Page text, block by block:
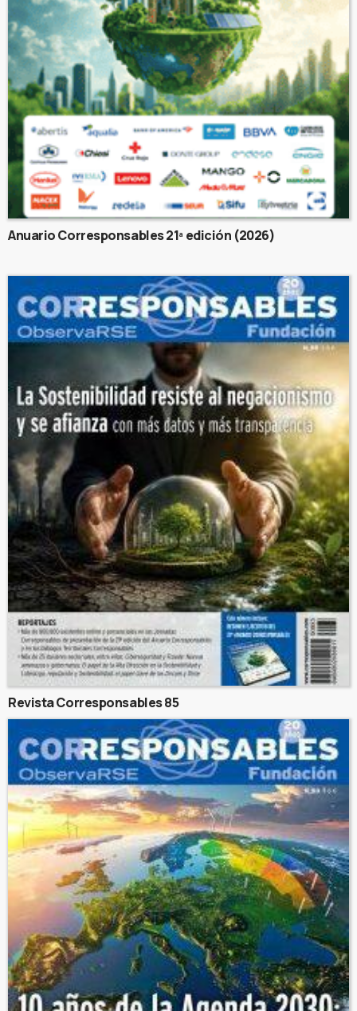
Anuario Corresponsables 21ª edición (2026)
Revista Corresponsables 85